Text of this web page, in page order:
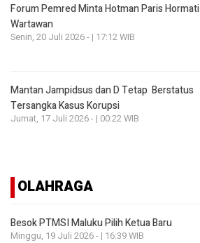
Forum Pemred Minta Hotman Paris Hormati
Wartawan
Senin, 20 Juli 2026 - | 17:12 WIB
Mantan Jampidsus dan D Tetap Berstatus
Tersangka Kasus Korupsi
Jumat, 17 Juli 2026 - | 00:22 WIB
OLAHRAGA
Besok PTMSI Maluku Pilih Ketua Baru
Minggu, 19 Juli 2026 - | 16:39 WIB